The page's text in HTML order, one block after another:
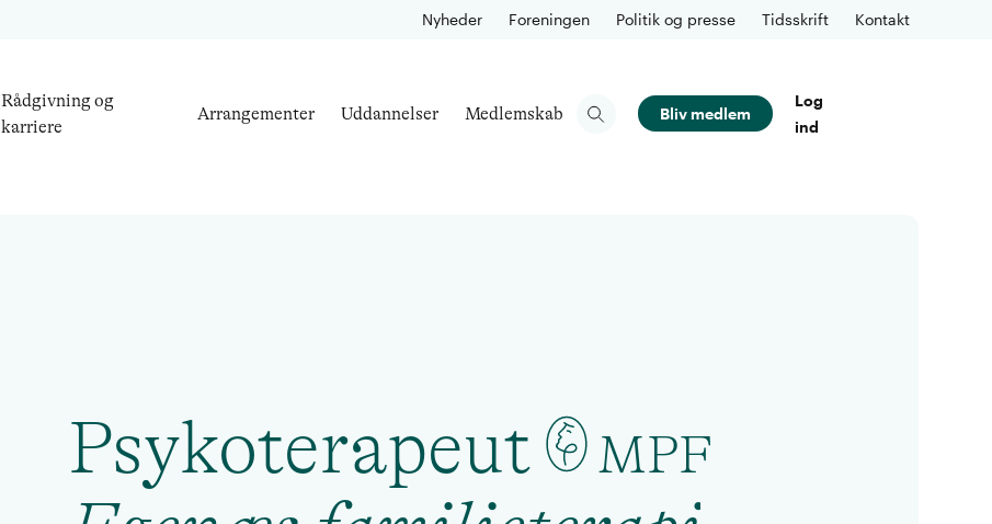
Nyheder Foreningen Politik og presse Tidsskrift Kontakt
Rådgivning og
karriere
Arrangementer Uddannelser Medlemskab Bliv medlem
Log
ind
Psykoterapeut MPF